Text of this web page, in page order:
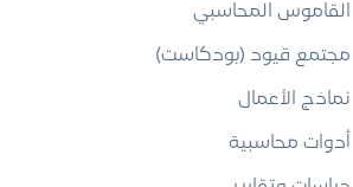
القاموس المحاسبي
مجتمع قيود (بودكاست)
نماذج الأعمال
أدوات محاسبية